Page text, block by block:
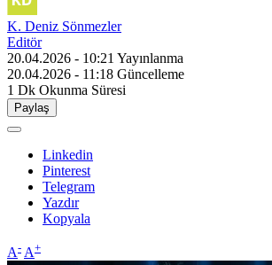
K. Deniz Sönmezler
Editör
20.04.2026 - 10:21 Yayınlanma
20.04.2026 - 11:18 Güncelleme
1 Dk Okunma Süresi
Paylaş
Linkedin
Pinterest
Telegram
Yazdır
Kopyala
A- A+